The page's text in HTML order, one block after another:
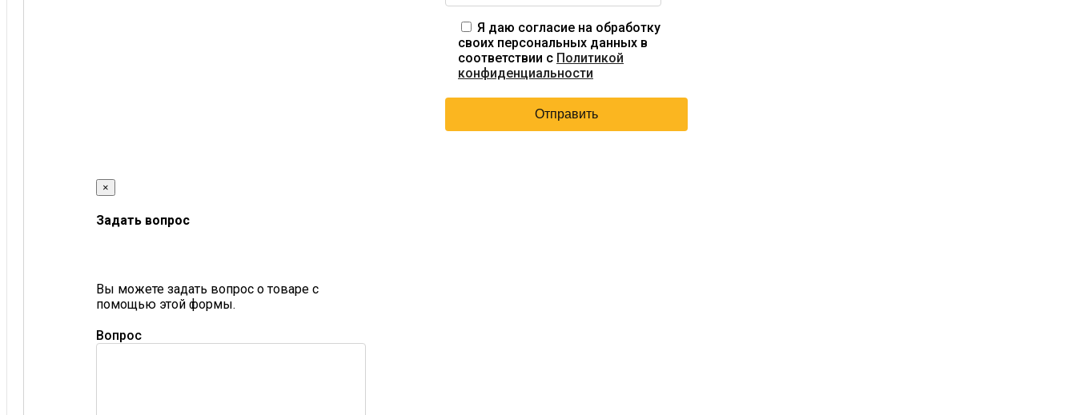
Я даю согласие на обработку
своих персональных данных в
соответствии с Политикой
конфиденциальности
×
Задать вопрос
Вы можете задать вопрос о товаре с
помощью этой формы.
Вопрос